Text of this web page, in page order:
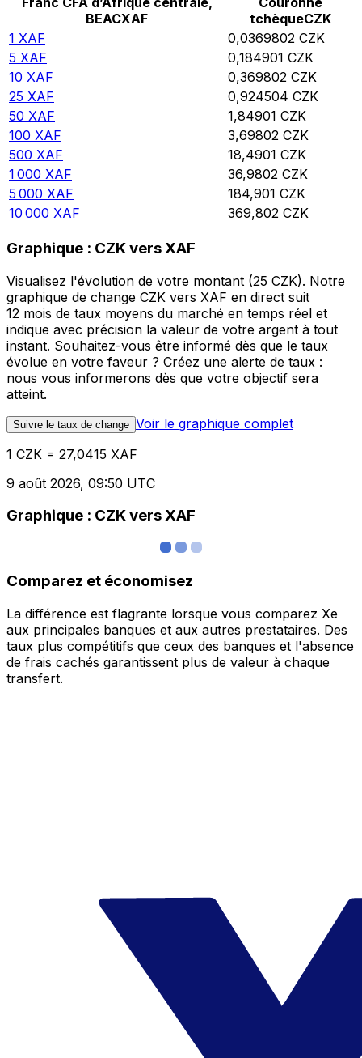
BEACXAF
tchèqueCZK
1 XAF 0,0369802 CZK
5 XAF 0,184901 CZK
10 XAF 0,369802 CZK
25 XAF 0,924504 CZK
50 XAF 1,84901 CZK
100 XAF 3,69802 CZK
500 XAF 18,4901 CZK
1 000 XAF 36,9802 CZK
5 000 XAF 184,901 CZK
10 000 XAF 369,802 CZK
Graphique : CZK vers XAF
Visualisez l'évolution de votre montant (25 CZK). Notre
graphique de change CZK vers XAF en direct suit
12 mois de taux moyens du marché en temps réel et
indique avec précision la valeur de votre argent à tout
instant. Souhaitez-vous être informé dès que le taux
évolue en votre faveur ? Créez une alerte de taux :
nous vous informerons dès que votre objectif sera
atteint.
Suivre le taux de change Voir le graphique complet
1 CZK = 27,0415 XAF
9 août 2026, 09:50 UTC
Graphique : CZK vers XAF
Comparez et économisez
La différence est flagrante lorsque vous comparez Xe
aux principales banques et aux autres prestataires. Des
taux plus compétitifs que ceux des banques et l'absence
de frais cachés garantissent plus de valeur à chaque
transfert.